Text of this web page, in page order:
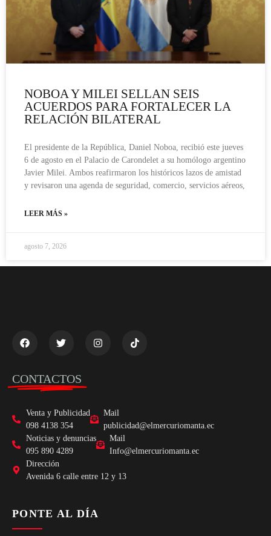
NOBOA Y MILEI SELLAN SEIS
ACUERDOS PARA FORTALECER LA
RELACIÓN BILATERAL
El presidente de la República, Daniel Noboa, recibió este jueves
6 de agosto en el Palacio de Carondelet a su homólogo argentino
Javier Milei. Ambos reafirmaron los históricos lazos de amistad
y revisaron una agenda de seguridad, comercio, servicios aéreos,
LEER MÁS »
agosto 7, 2026
CONTACTOS
Venta y Publicidad
098 4138 354
Mail
publicidad@elmercuriomanta.ec
Noticias y denuncias
095 890 4289
Mail
Info@elmercuriomanta.ec
Dirección
Avenida 6 calle entre 12 y 13
PONTE AL DÍA